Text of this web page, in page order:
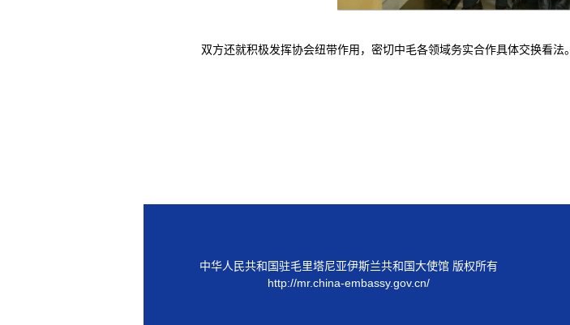
双方还就积极发挥协会纽带作用，密切中毛各领域务实合作具体交换看法。
中华人民共和国驻毛里塔尼亚伊斯兰共和国大使馆 版权所有
http://mr.china-embassy.gov.cn/